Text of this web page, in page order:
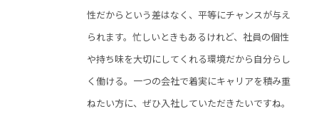
性だからという差はなく、平等にチャンスが与え
られます。忙しいときもあるけれど、社員の個性
や持ち味を大切にしてくれる環境だから自分らし
く働ける。一つの会社で着実にキャリアを積み重
ねたい方に、ぜひ入社していただきたいですね。